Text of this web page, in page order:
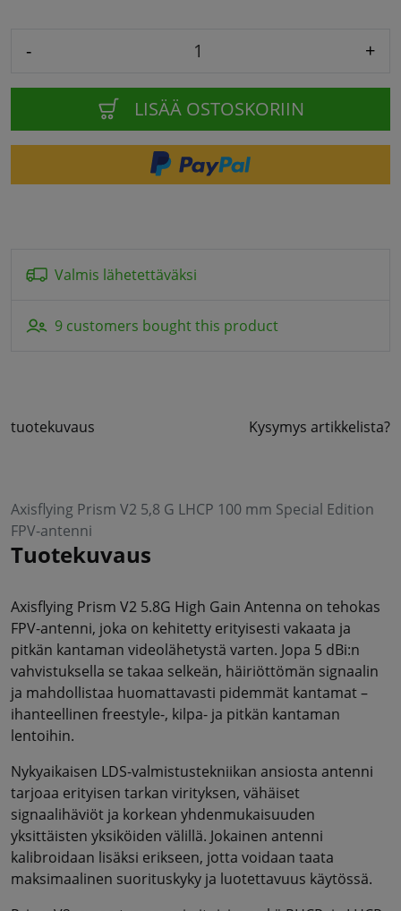
- +
LISÄÄ OSTOSKORIIN
Valmis lähetettäväksi
9 customers bought this product
tuotekuvaus Kysymys artikkelista?
Axisflying Prism V2 5,8 G LHCP 100 mm Special Edition
FPV-antenni
Tuotekuvaus
Axisflying Prism V2 5.8G High Gain Antenna on tehokas
FPV-antenni, joka on kehitetty erityisesti vakaata ja
pitkän kantaman videolähetystä varten. Jopa 5 dBi:n
vahvistuksella se takaa selkeän, häiriöttömän signaalin
ja mahdollistaa huomattavasti pidemmät kantamat –
ihanteellinen freestyle-, kilpa- ja pitkän kantaman
lentoihin.
Nykyaikaisen LDS-valmistustekniikan ansiosta antenni
tarjoaa erityisen tarkan virityksen, vähäiset
signaalihäviöt ja korkean yhdenmukaisuuden
yksittäisten yksiköiden välillä. Jokainen antenni
kalibroidaan lisäksi erikseen, jotta voidaan taata
maksimaalinen suorituskyky ja luotettavuus käytössä.